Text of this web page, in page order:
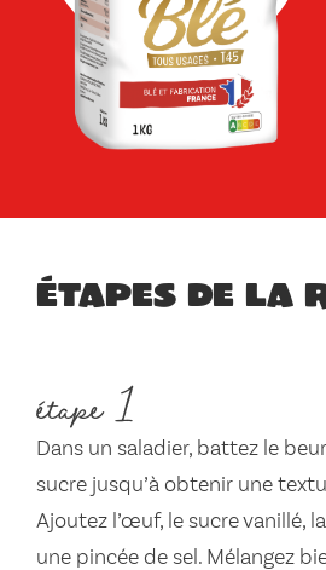
Étapes de la
étape 1
Dans un saladier, battez le
sucre jusqu’à obtenir une
Ajoutez l’œuf, le sucre vanillé,
une pincée de sel. Mélangez